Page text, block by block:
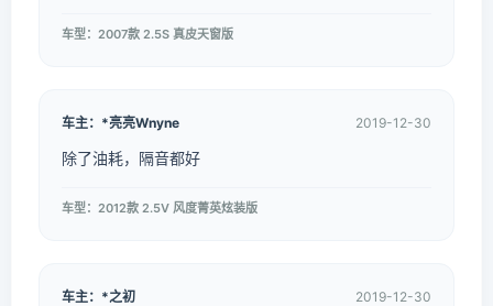
车型：2007款 2.5S 真皮天窗版
车主：*亮亮Wnyne 2019-12-30
除了油耗，隔音都好
车型：2012款 2.5V 风度菁英炫装版
车主：*之初 2019-12-30